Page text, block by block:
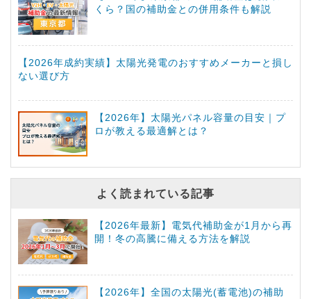
くら？国の補助金との併用条件も解説
【2026年成約実績】太陽光発電のおすすめメーカーと損し
ない選び方
【2026年】太陽光パネル容量の目安｜プ
ロが教える最適解とは？
よく読まれている記事
【2026年最新】電気代補助金が1月から再
開！冬の高騰に備える方法を解説
【2026年】全国の太陽光(蓄電池)の補助